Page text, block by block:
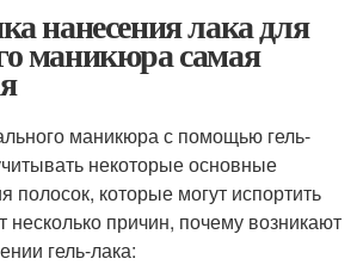
нанесения лака для
маникюра самая
маникюра с помощью гель-
некоторые основные
полосок, которые могут испортить
несколько причин, почему возникают
гель-лака: